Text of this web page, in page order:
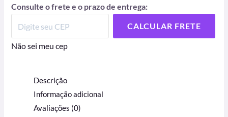
Consulte o frete e o prazo de entrega:
CALCULAR FRETE
Não sei meu cep
Descrição
Informação adicional
Avaliações (0)